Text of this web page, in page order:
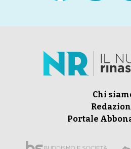
Chi
Portale